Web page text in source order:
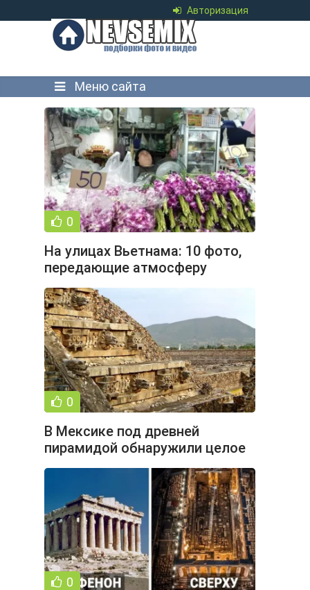
Авторизация
Меню сайта
0
На улицах Вьетнама: 10 фото,
передающие атмосферу
простой жизни (11 фото)
0
В Мексике под древней
пирамидой обнаружили целое
озеро ртути (11 фото)
0